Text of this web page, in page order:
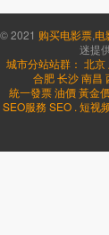
© 2021 购买电影票 电
迷提
城市分站站群： 北京
合肥 长沙 南昌
統一發票油價黃金
SEO服務 SEO . 短视